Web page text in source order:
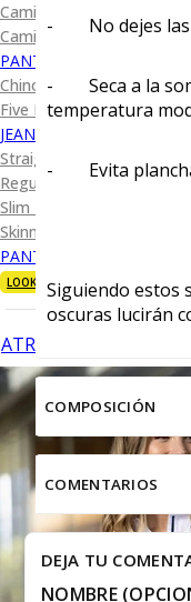
Camiseta Lisa
Camiseta Diseño
PANTALÓN CASUAL
Chino
Five Pocket
JEANS
Straight Fit
Regular Fit
Slim Fit
Skinny Fit
PANTALÓN DE VESTIR
LOOKS
ATRÁS
- No dejes las
- Seca a la
temperatura
- Evita
Siguiendo estos
oscuras lucirán
COMPOSICIÓN
COMENTARIOS
DEJA TU
NOMBRE